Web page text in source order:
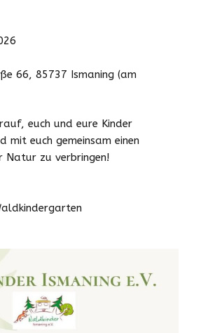
66, 85737 Ismaning (am
euch und eure Kinder
mit euch gemeinsam einen
Natur zu verbringen!